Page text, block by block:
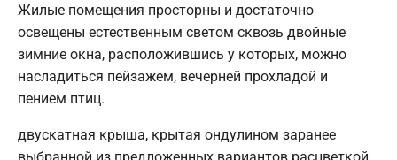
Жилые помещения просторны и достаточно
освещены естественным светом сквозь двойные
зимние окна, расположившись у которых, можно
насладиться пейзажем, вечерней прохладой и
пением птиц.
двускатная крыша, крытая ондулином заранее